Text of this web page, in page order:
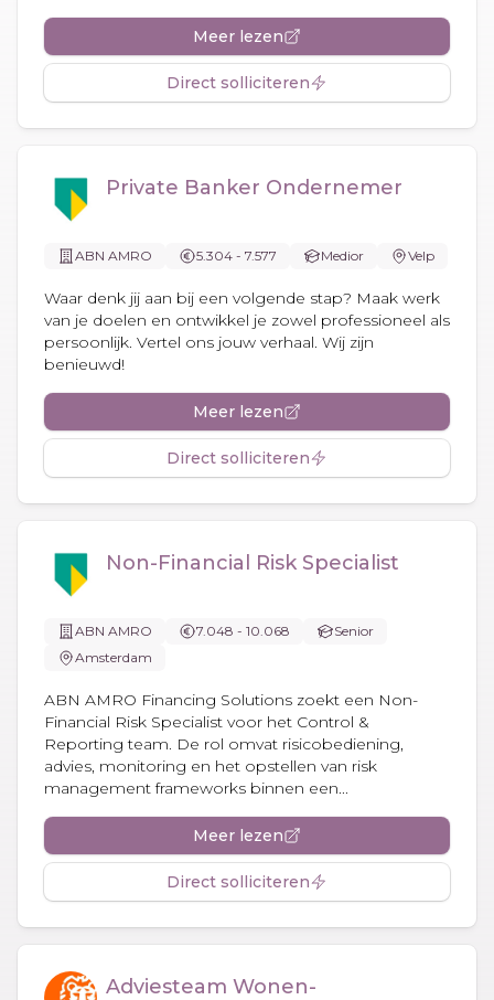
Meer lezen
Direct solliciteren
Private Banker Ondernemer
ABN AMRO 5.304 - 7.577 Medior Velp
Waar denk jij aan bij een volgende stap? Maak werk
van je doelen en ontwikkel je zowel professioneel als
persoonlijk. Vertel ons jouw verhaal. Wij zijn
benieuwd!
Meer lezen
Direct solliciteren
Non-Financial Risk Specialist
ABN AMRO 7.048 - 10.068
Senior
Amsterdam
ABN AMRO Financing Solutions zoekt een Non-
Financial Risk Specialist voor het Control &
Reporting team. De rol omvat risicobediening,
advies, monitoring en het opstellen van risk
management frameworks binnen een...
Meer lezen
Direct solliciteren
Adviesteam Wonen-